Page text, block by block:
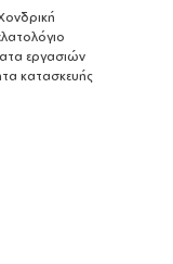
εργασιών
κατασκευής